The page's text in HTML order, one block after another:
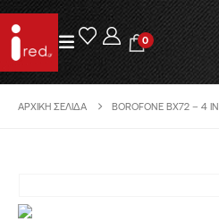
0
ΑΡΧΙΚΉ ΣΕΛΊΔΑ BOROFONE BX72 – 4